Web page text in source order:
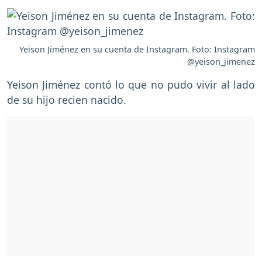
Yeison Jiménez en su cuenta de Instagram. Foto: Instagram
@yeison_jimenez
Yeison Jiménez contó lo que no pudo vivir al lado
de su hijo recien nacido.